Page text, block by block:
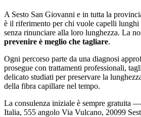
A Sesto San Giovanni e in tutta la
è il riferimento per chi vuole capelli
senza rinunciare alla loro lunghezza. La
prevenire è meglio che tagliare.
Ogni percorso parte da una diagnosi
prosegue con trattamenti professionali,
delicato studiati per preservare la
della fibra capillare nel tempo.
La consulenza iniziale è sempre gratuita
Italia, 555 angolo Via Vulcano, 20099